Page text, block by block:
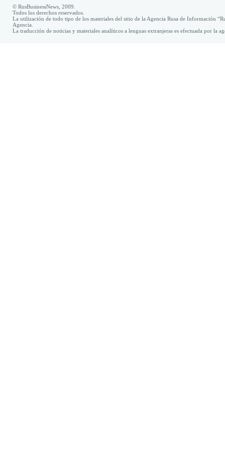
© RusBusinessNews, 2009.
Todos los derechos reservados.
La utilización de todo tipo de los materiales del sitio de la Agencia Rusa de Información
Agencia.
La traducción de noticias y materiales analíticos a lenguas extranjeras es efectuada por la